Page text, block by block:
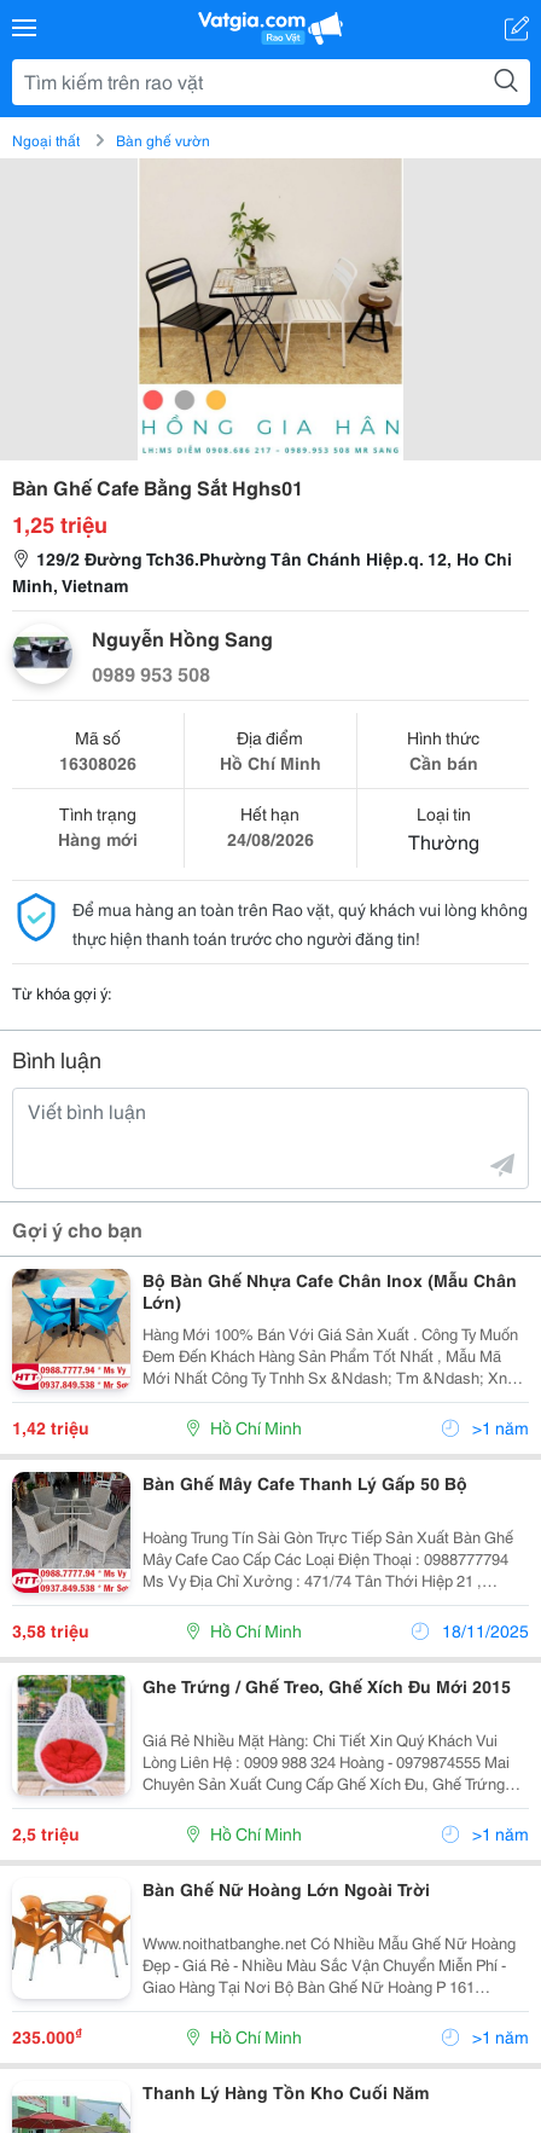
Ngoại thất Bàn ghế vườn
Bàn Ghế Cafe Bằng Sắt Hghs01
1,25 triệu
129/2 Đường Tch36.Phường Tân Chánh Hiệp.q. 12, Ho Chi
Minh, Vietnam
Nguyễn Hồng Sang
0989 953 508
Mã số
16308026
Địa điểm
Hồ Chí Minh
Hình thức
Cần bán
Tình trạng
Hàng mới
Hết hạn
24/08/2026
Loại tin
Thường
Để mua hàng an toàn trên Rao vặt, quý khách vui lòng không
thực hiện thanh toán trước cho người đăng tin!
Từ khóa gợi ý:
Bình luận
Gợi ý cho bạn
Bộ Bàn Ghế Nhựa Cafe Chân Inox (Mẫu Chân
Lớn)
Hàng Mới 100% Bán Với Giá Sản Xuất . Công Ty Muốn
Đem Đến Khách Hàng Sản Phẩm Tốt Nhất , Mẫu Mã
Mới Nhất Công Ty Tnhh Sx &Ndash; Tm &Ndash; Xnk
Hoàng Trung Tín Chuyên Sản Xuất Bàn Ghế Dùng Cho
Các Công Trình Quán : Cafê,Nhà Hàng,Quán...
1,42 triệu Hồ Chí Minh >1 năm
Bàn Ghế Mây Cafe Thanh Lý Gấp 50 Bộ
Hoàng Trung Tín Sài Gòn Trực Tiếp Sản Xuất Bàn Ghế
Mây Cafe Cao Cấp Các Loại Điện Thoại : 0988777794
Ms Vy Địa Chỉ Xưởng : 471/74 Tân Thới Hiệp 21 ,
Phường Tân Thới Hiệp , Quận 12
3,58 triệu Hồ Chí Minh 18/11/2025
Ghe Trứng / Ghế Treo, Ghế Xích Đu Mới 2015
Giá Rẻ Nhiều Mặt Hàng: Chi Tiết Xin Quý Khách Vui
Lòng Liên Hệ : 0909 988 324 Hoàng - 0979874555 Mai
Chuyên Sản Xuất Cung Cấp Ghế Xích Đu, Ghế Trứng
Giả Mây, Ghế Trứng, Ghế Xích Đu, Ghế Giả Mây, Ghế
Nhựa Giả Mây, Xích Đu Sân Vườn, Bàn Ghế Café, Gh
2,5 triệu Hồ Chí Minh >1 năm
Bàn Ghế Nữ Hoàng Lớn Ngoài Trời
Www.noithatbanghe.net Có Nhiều Mẫu Ghế Nữ Hoàng
Đẹp - Giá Rẻ - Nhiều Màu Sắc Vận Chuyển Miễn Phí -
Giao Hàng Tại Nơi Bộ Bàn Ghế Nữ Hoàng P 161
=========≫ Giá Liên Hệ 0909988324 Bộ Bàn Ghế Nữ
Hoàng P 162 =========≫ Giá Liên Hệ 090
235.000₫ Hồ Chí Minh >1 năm
Thanh Lý Hàng Tồn Kho Cuối Năm